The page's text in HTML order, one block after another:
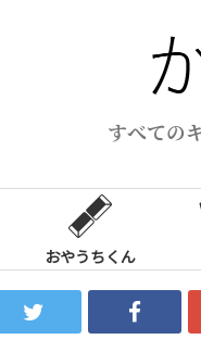
すべての
おやうちくん